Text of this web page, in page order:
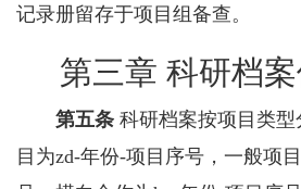
记录册留存于项目组备查。
第三章 科研档
第五条 科研档案按项目类
目为zd-年份-项目序号，一般项